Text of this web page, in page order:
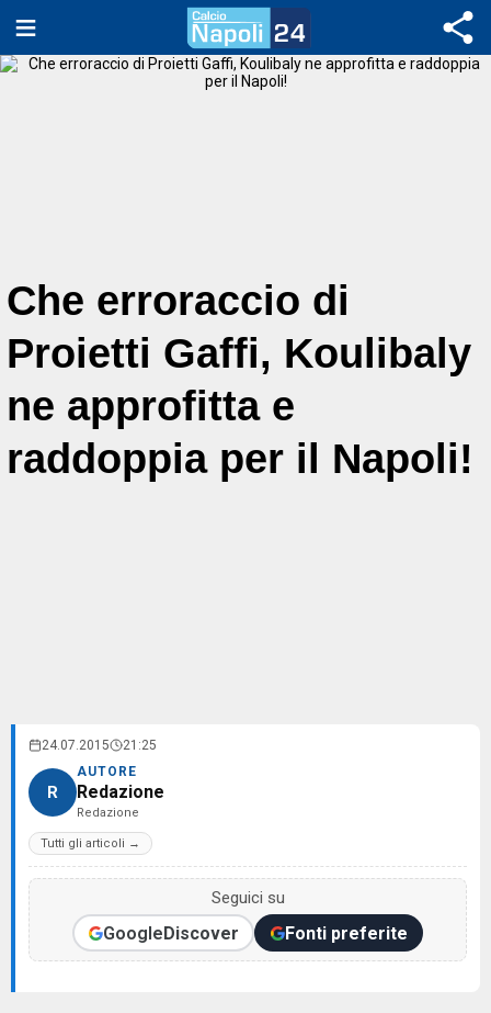
Che erroraccio di
Proietti Gaffi, Koulibaly
ne approfitta e
raddoppia per il Napoli!
24.07.2015 21:25
R
AUTORE
Redazione
Redazione
Tutti gli articoli →
Seguici su
GoogleDiscover Fonti preferite